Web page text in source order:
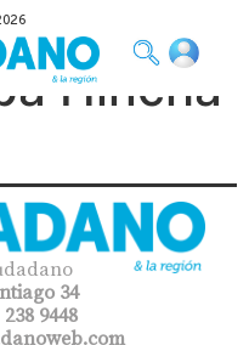
Hincha
34
9448